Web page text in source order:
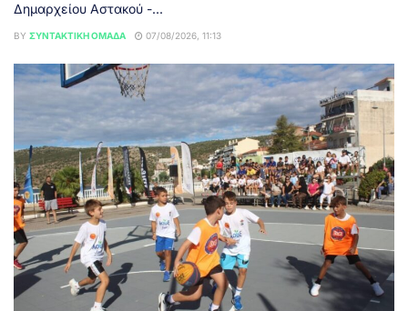
Δημαρχείου Αστακού -...
BY ΣΥΝΤΑΚΤΙΚΉ ΟΜΆΔΑ 07/08/2026, 11:13